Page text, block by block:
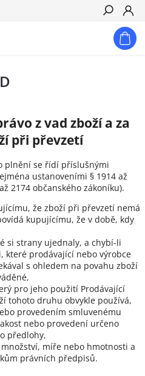
Hledat
z vad zboží a za
při převzetí
plnění se řídí příslušnými
ustanoveními § 1914 až
2174 občanského zákoníku).
že zboží při převzetí nemá
kupujícímu, že v době, kdy
si strany ujednaly, a chybí-li
které prodávající nebo výrobce
s ohledem na povahu zboží
pro jeho použití Prodávající
tohoto druhu obvykle používá,
provedením smluvenému
nebo provedení určeno
předlohy,
míře nebo hmotnosti a
právních předpisů.